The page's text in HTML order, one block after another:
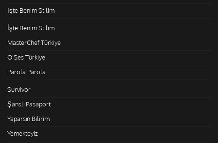
İşte Benim Stilim
İşte Benim Stilim
MasterChef Türkiye
O Ses Türkiye
Parola Parola
Survivor
Şanslı Pasaport
Yaparsın Bilirim
Yemekteyiz